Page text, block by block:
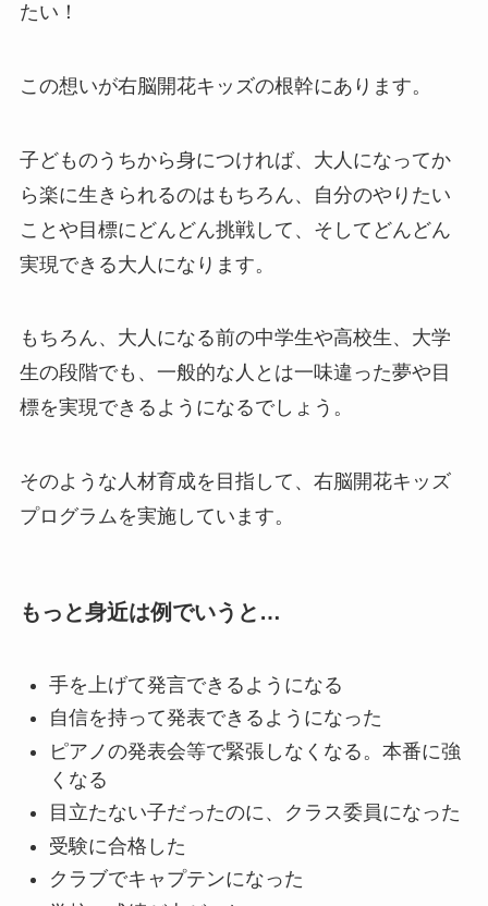
たい！
この想いが右脳開花キッズの根幹にあります。
子どものうちから身につければ、大人になってか
ら楽に生きられるのはもちろん、自分のやりたい
ことや目標にどんどん挑戦して、そしてどんどん
実現できる大人になります。
もちろん、大人になる前の中学生や高校生、大学
生の段階でも、一般的な人とは一味違った夢や目
標を実現できるようになるでしょう。
そのような人材育成を目指して、右脳開花キッズ
プログラムを実施しています。
もっと身近は例でいうと…
手を上げて発言できるようになる
自信を持って発表できるようになった
ピアノの発表会等で緊張しなくなる。本番に強
くなる
目立たない子だったのに、クラス委員になった
受験に合格した
クラブでキャプテンになった